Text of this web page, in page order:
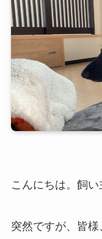
こんにちは。飼い
突然ですが、皆様